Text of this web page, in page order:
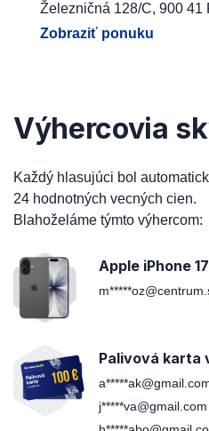
Železničná 128/C, 900 41
Zobraziť ponuku
Výhercovia
Každý hlasujúci bol
24 hodnotných vecných cien.
Blahoželáme týmto výhercom:
Apple iPhone 17
Palivová karta
j*****va@gmail.com